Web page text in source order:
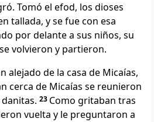
Tomó el efod, los dioses
tallada, y se fue con esa
por delante a sus niños, su
volvieron y partieron.
alejado de la casa de Micaías,
cerca de Micaías se reunieron
23 Como gritaban tras
vuelta y le preguntaron a